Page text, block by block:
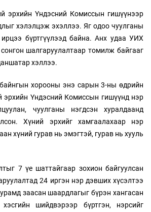
эрхийн Үндэсний Комиссын гишүүнээр
хэлэлцэж эхэллээ. Яг одоо чуулганы
бүртгүүлээд байна. Анх удаа УИХ
шалгаруулалтаар томилж байгааг
хэллээ.
хорооны энэ сарын 3-ны өдрийн
эрхийн Үндэсний Комиссын гишүүнд нэр
чуулганы нэгдсэн хуралдаанд
Хүний эрхийг хамгаалахаар нэр
хүний гурав нь эмэгтэй, гурав нь хууль
7 үе шаттайгаар зохион байгуулсан
24 иргэн нэр дэвших хүсэлтээ
заасан шаардлагыг бүрэн хангасан
шийдвэрээр бүртгэн, нэрсийг